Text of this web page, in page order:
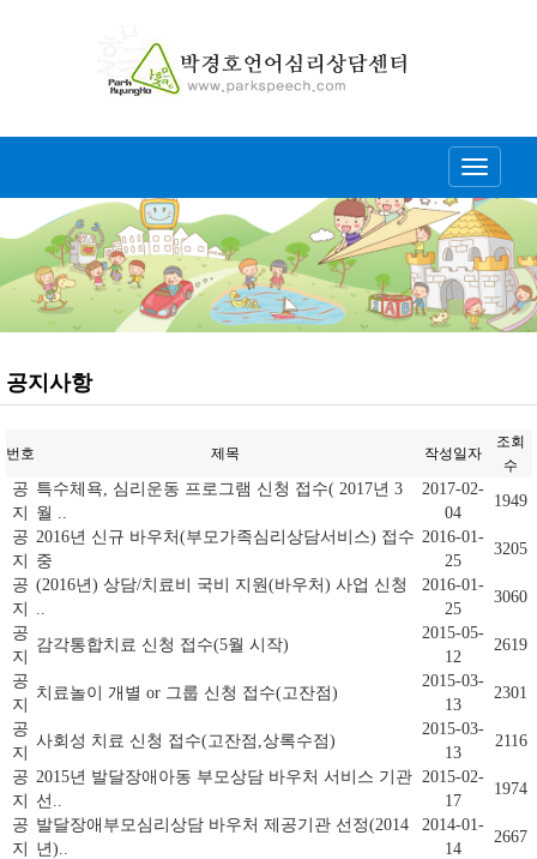
Toggle
공지사항
번호 제목 작성일자
조회
수
공
지
특수체욕, 심리운동 프로그램 신청 접수( 2017년 3
월 ..
2017-02-
04
1949
공
지
2016년 신규 바우처(부모가족심리상담서비스) 접수
중
2016-01-
25
3205
공
지
(2016년) 상담/치료비 국비 지원(바우처) 사업 신청
2016-01-
25
3060
공
지
감각통합치료 신청 접수(5월 시작)
2015-05-
12
2619
공
지
치료놀이 개별 or 그룹 신청 접수(고잔점)
2015-03-
13
2301
공
지
사회성 치료 신청 접수(고잔점,상록수점)
2015-03-
13
2116
공
지
2015년 발달장애아동 부모상담 바우처 서비스 기관
선..
2015-02-
17
1974
공
지
발달장애부모심리상담 바우처 제공기관 선정(2014
년)..
2014-01-
14
2667